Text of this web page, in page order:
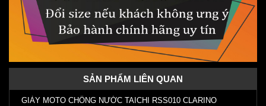
SẢN PHẨM LIÊN QUAN
GIÀY MOTO CHỐNG NƯỚC TAICHI RSS010 CLARINO